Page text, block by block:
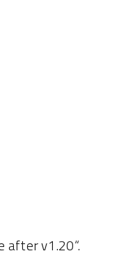
after v1.20“.